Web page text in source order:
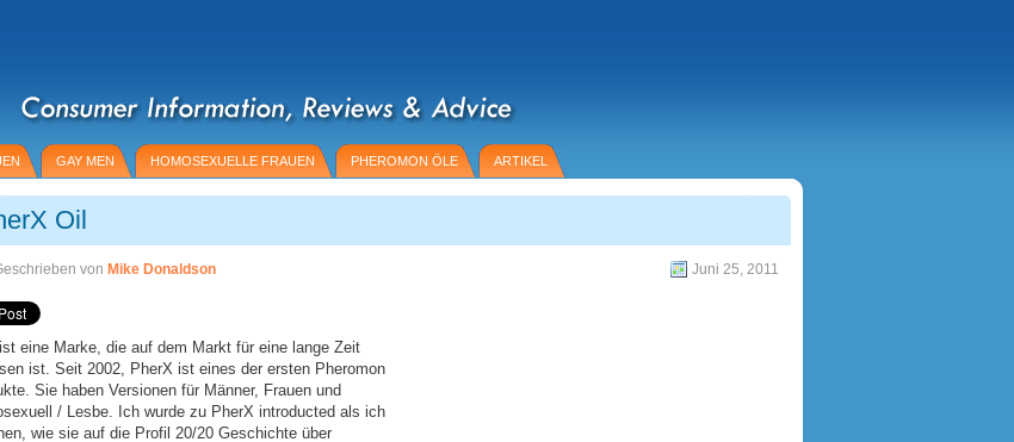
GAY MEN HOMOSEXUELLE FRAUEN PHEROMON ÖLE ARTIKEL
Oil
von Mike Donaldson Juni 25, 2011
eine Marke, die auf dem Markt für eine lange Zeit
ist. Seit 2002, PherX ist eines der ersten Pheromon
Sie haben Versionen für Männer, Frauen und
/ Lesbe. Ich wurde zu PherX introducted als ich
wie sie auf die Profil 20/20 Geschichte über